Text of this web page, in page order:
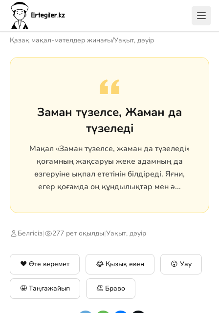
Қазақ мақал-мәтелдер жинағы/Уақыт, дәуір
Заман түзелсе, Жаман да
түзеледі
Мақал «Заман түзелсе, жаман да түзеледі»
қоғамның жақсаруы жеке адамның да
өзгеруіне ықпал ететінін білдіреді. Яғни,
егер қоғамда оң құндылықтар мен ә...
Белгісіз| 277 рет оқылды|Уақыт, дәуір
❤️ Өте керемет 😂 Қызық екен 😮 Уау
🤩 Таңғажайып 👏 Браво